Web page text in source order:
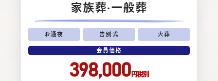
家族葬·一般葬
お通夜 告別式 火葬
会員価格
398,000円税別